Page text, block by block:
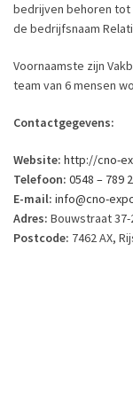
bedrijven behoren
de bedrijfsnaam
Voornaamste zijn
team van 6 mensen
Contactgegevens:
Website: http://cno-
Telefoon: 0548 – 789
E-mail: info@cno-
Adres: Bouwstraat 37-
Postcode: 7462 AX,